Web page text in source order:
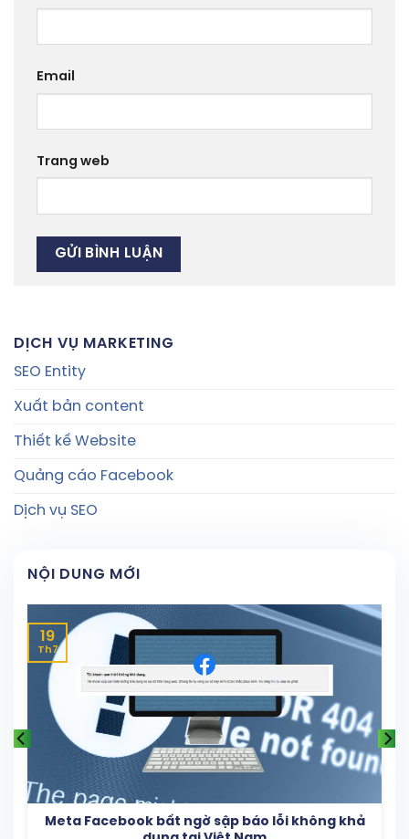
Email
Trang web
DỊCH VỤ MARKETING
SEO Entity
Xuất bản content
Thiết kế Website
Quảng cáo Facebook
Dịch vụ SEO
NỘI DUNG MỚI
Meta Facebook bất ngờ sập báo lỗi không khả
19
Th7